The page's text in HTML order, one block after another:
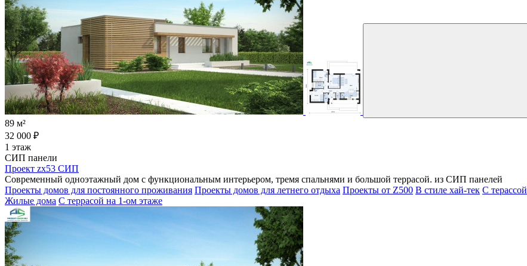
89 м²
32 000 ₽
1 этаж
СИП панели
Проект zx53 СИП
Современный одноэтажный дом с функциональным интерьером, тремя спальнями и большой террасой. из СИП панелей
Проекты домов для постоянного проживания Проекты домов для летнего отдыха Проекты от Z500 В стиле хай-тек С терассой
Жилые дома С террасой на 1-ом этаже